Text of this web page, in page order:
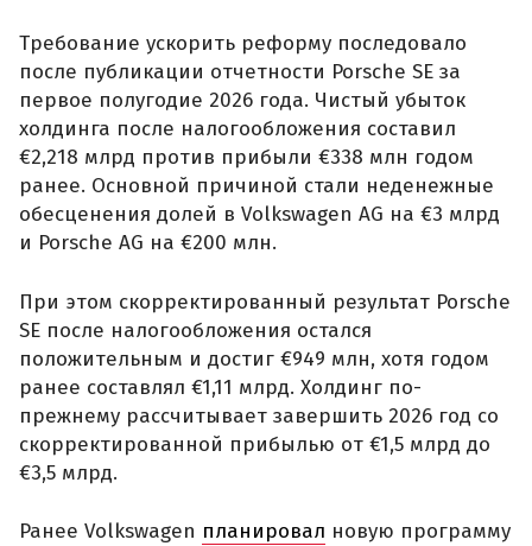
Требование ускорить реформу последовало
после публикации отчетности Porsche SE за
первое полугодие 2026 года. Чистый убыток
холдинга после налогообложения составил
€2,218 млрд против прибыли €338 млн годом
ранее. Основной причиной стали неденежные
обесценения долей в Volkswagen AG на €3 млрд
и Porsche AG на €200 млн.
При этом скорректированный результат Porsche
SE после налогообложения остался
положительным и достиг €949 млн, хотя годом
ранее составлял €1,11 млрд. Холдинг по-
прежнему рассчитывает завершить 2026 год со
скорректированной прибылью от €1,5 млрд до
€3,5 млрд.
Ранее Volkswagen планировал новую программу